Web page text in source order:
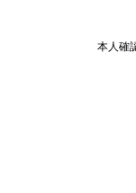
本人確